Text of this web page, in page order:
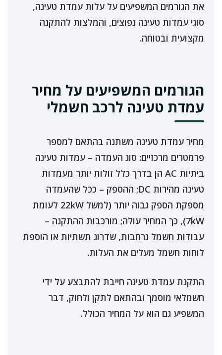
את הגורמים המשפיעים על עלות עמדת טעינה,
סוגי עמדות טעינה נפוצים, והמלצות להתקנה
מקצועית ובטוחה.
הגורמים המשפיעים על מחיר
עמדת טעינה לרכב חשמלי
מחיר עמדת טעינה משתנה בהתאם למספר
פרמטרים מרכזיים: סוג העמדה – עמדות טעינה
ביתיות AC הן בדרך כלל זולות יותר מעמדות
טעינה מהירות DC; ההספק – ככל שהעמדה
מספקת הספק גבוה יותר (למשל 22kW לעומת
7kW), כך המחיר עולה; מורכבות ההתקנה –
עבודות חשמל נרחבות, שדרוג תשתיות או הוספת
לוחות חשמל מעלים את העלות.
התקנת עמדת טעינה חייבת להתבצע על ידי
חשמלאי מוסמך ובהתאם לתקן ולחוק, דבר
המשפיע גם הוא על המחיר הכולל.